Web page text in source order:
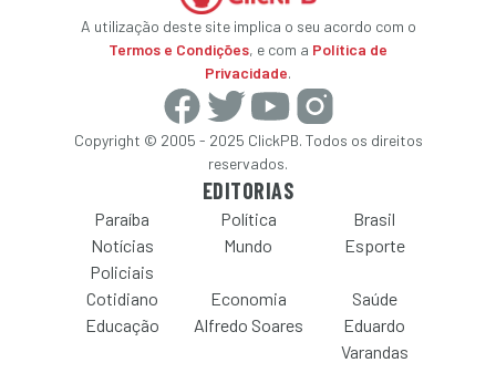
A utilização deste site implica o seu acordo com o
Termos e Condições, e com a Política de
Privacidade.
Copyright © 2005 - 2025 ClickPB. Todos os direitos
reservados.
EDITORIAS
Paraíba Política
Brasil
Notícias
Policiais
Mundo Esporte
Cotidiano Economia
Saúde
Educação
Alfredo Soares
Eduardo
Varandas